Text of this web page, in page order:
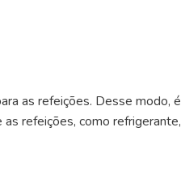
as refeições. Desse modo, é
refeições, como refrigerante,